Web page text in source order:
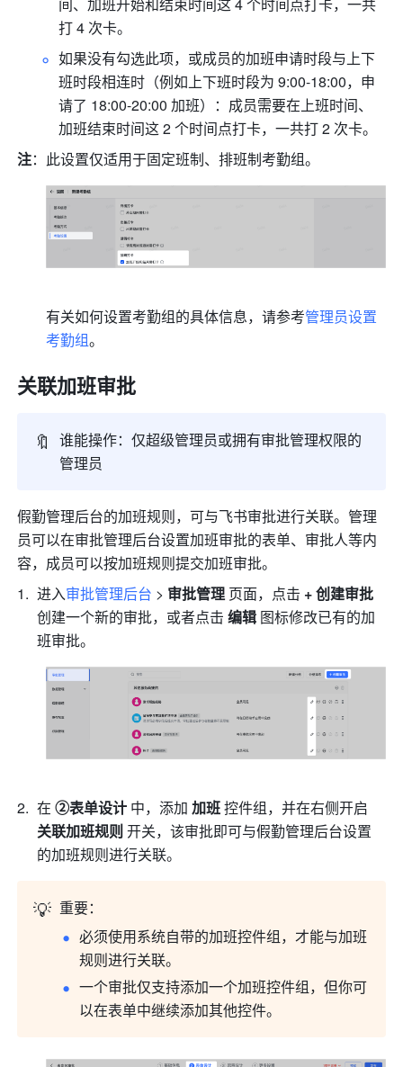
打 4 次卡。
如果没有勾选此项，或成员的加班申请时段与上下
班时段相连时（例如上下班时段为 9:00-18:00，申
请了 18:00-20:00 加班）：成员需要在上班时间、
加班结束时间这 2 个时间点打卡，一共打 2 次卡。
注：此设置仅适用于固定班制、排班制考勤组。
有关如何设置考勤组的具体信息，请参考管理员设置
考勤组。
关联加班审批
🔖
谁能操作：仅超级管理员或拥有审批管理权限的
管理员
假勤管理后台的加班规则，可与飞书审批进行关联。管理
员可以在审批管理后台设置加班审批的表单、审批人等内
容，成员可以按加班规则提交加班审批。
进入审批管理后台 > 审批管理 页面，点击
创建一个新的审批，或者点击 编辑 图标修改已有的加
班审批。
在 ②表单设计 中，添加 加班
关联加班规则 开关，该审批即可与假勤管理后台设置
的加班规则进行关联。
💡 重要：
必须使用系统自带的加班控件组，才能与加班
规则进行关联。
一个审批仅支持添加一个加班控件组，但你可
以在表单中继续添加其他控件。